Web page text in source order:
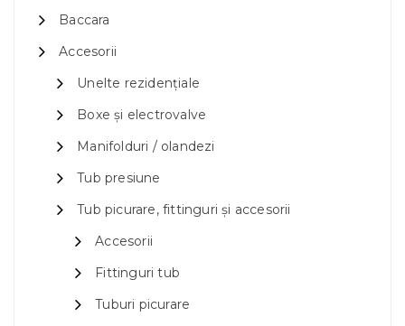
Baccara
Accesorii
Unelte rezidențiale
Boxe și electrovalve
Manifolduri / olandezi
Tub presiune
Tub picurare, fittinguri și accesorii
Accesorii
Fittinguri tub
Tuburi picurare